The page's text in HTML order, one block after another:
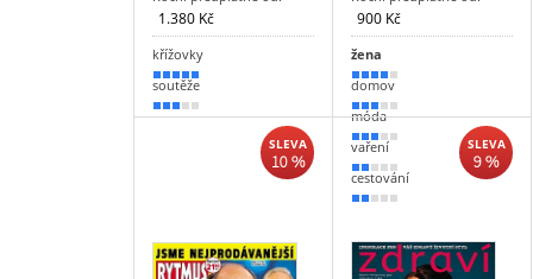
1.380 Kč
křížovky
100 %
soutěže
60 %
900 Kč
žena
80 %
domov
60 %
móda
50 %
vaření
40 %
cestování
30 %
SLEVA
10 %
SLEVA
9 %